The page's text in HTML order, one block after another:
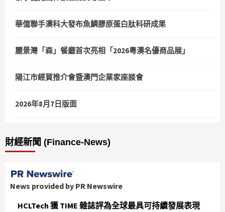
華億聯手澳科大發布魚鱗膠原蛋白肽科研成果
麗景灣「森」餐廳首次亮相「2026粵澳名優商品展」
陽江市經貿推介會暨澳門企業家座談會
2026年8月7日版面
財經新聞 (Finance-News)
News provided by PR Newswire
HCLTech 獲 TIME 雜誌評為全球最具可持續發展表現